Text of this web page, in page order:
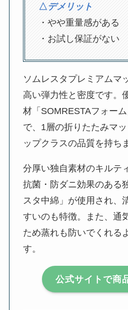
△ デメリット
・やや重量感がある
・お試し保証がない
ソムレスタプレミアムマ
高い弾力性と密度です。
材「SOMRESTAフォー
で、1層の折りたたみマ
ップクラスの品質を持ち
分厚い独自素材のキルテ
抗菌・防ダニ効果のある
スタ中綿」が使用され、
すいのも特徴。また、通
ため蒸れも防いでくれる
す。
公式サイトで商